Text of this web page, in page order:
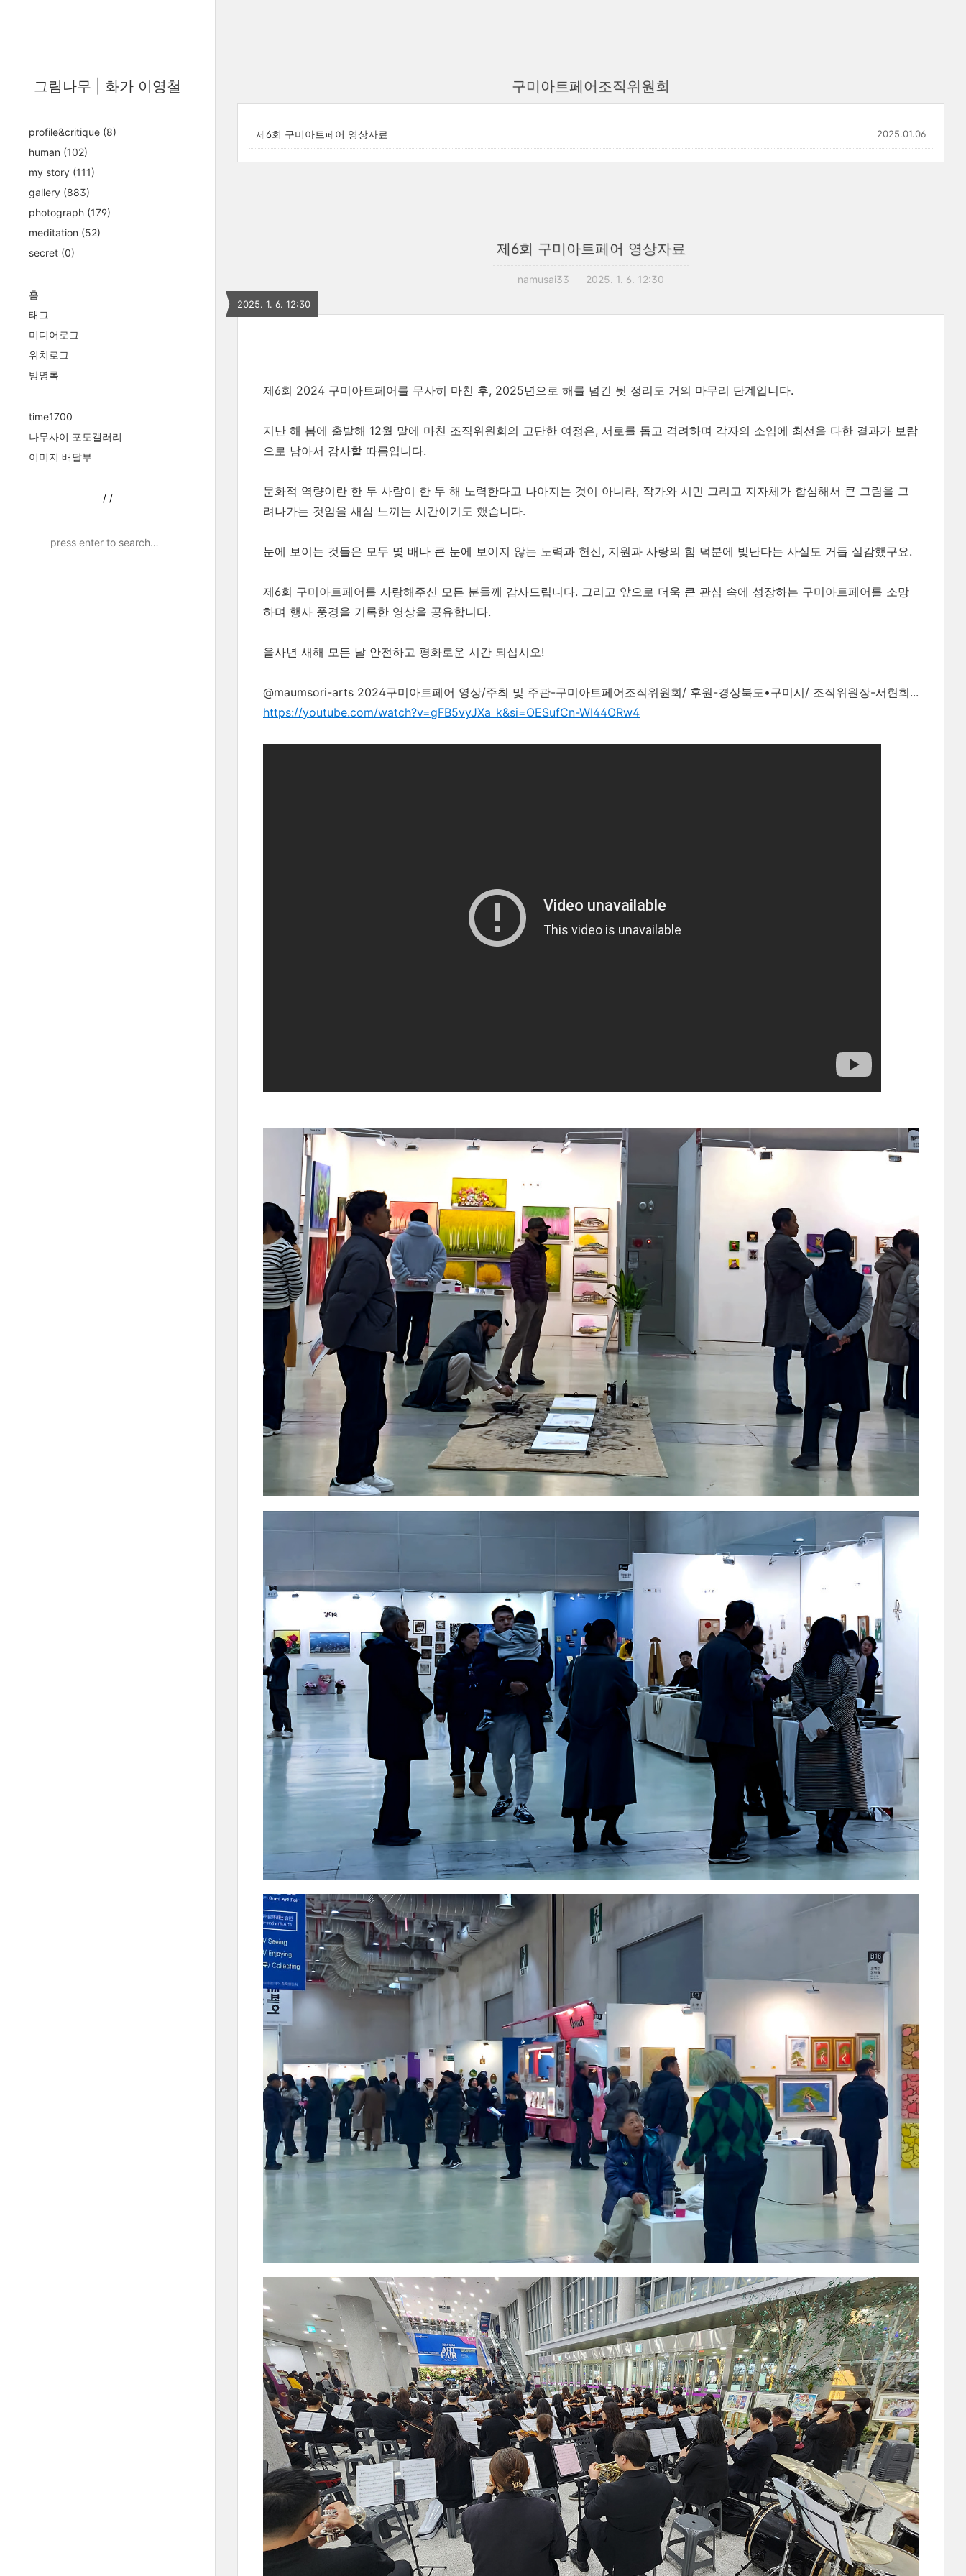
그림나무 | 화가 이영철
profile&critique (8)
human (102)
my story (111)
gallery (883)
photograph (179)
meditation (52)
secret (0)
홈
태그
미디어로그
위치로그
방명록
time1700
나무사이 포토갤러리
이미지 배달부
/ /
구미아트페어조직위원회
제6회 구미아트페어 영상자료 2025.01.06
제6회 구미아트페어 영상자료
namusai33 2025. 1. 6. 12:30
2025. 1. 6. 12:30
제6회 2024 구미아트페어를 무사히 마친 후, 2025년으로 해를 넘긴 뒷 정리도 거의 마무리 단계입니다.
지난 해 봄에 출발해 12월 말에 마친 조직위원회의 고단한 여정은, 서로를 돕고 격려하며 각자의 소임에 최선을 다한 결과가 보람
으로 남아서 감사할 따름입니다.
문화적 역량이란 한 두 사람이 한 두 해 노력한다고 나아지는 것이 아니라, 작가와 시민 그리고 지자체가 합심해서 큰 그림을 그
려나가는 것임을 새삼 느끼는 시간이기도 했습니다.
눈에 보이는 것들은 모두 몇 배나 큰 눈에 보이지 않는 노력과 헌신, 지원과 사랑의 힘 덕분에 빛난다는 사실도 거듭 실감했구요.
제6회 구미아트페어를 사랑해주신 모든 분들께 감사드립니다. 그리고 앞으로 더욱 큰 관심 속에 성장하는 구미아트페어를 소망
하며 행사 풍경을 기록한 영상을 공유합니다.
을사년 새해 모든 날 안전하고 평화로운 시간 되십시오!
@maumsori-arts 2024구미아트페어 영상/주최 및 주관-구미아트페어조직위원회/ 후원-경상북도•구미시/ 조직위원장-서현희...
https://youtube.com/watch?v=gFB5vyJXa_k&si=OESufCn-WI44ORw4